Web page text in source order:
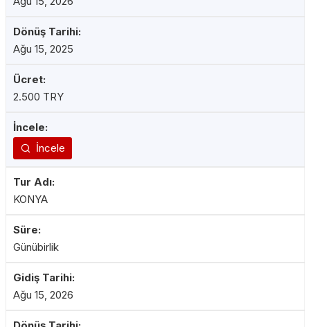
Ağu 15, 2025
2.500 TRY
İncele
KONYA
Günübirlik
Ağu 15, 2026